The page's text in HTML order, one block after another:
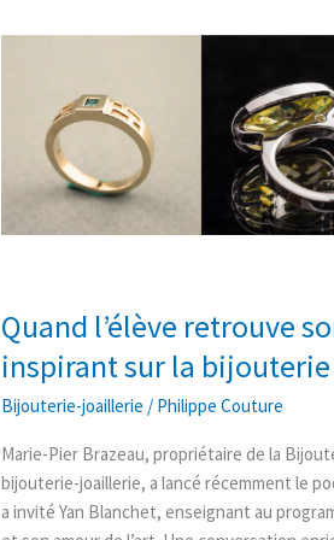
Quand l’élève retrouve
inspirant sur la bijouterie
Bijouterie-joaillerie / Philippe Couture
Marie-Pier Brazeau, propriétaire de la
bijouterie-joaillerie, a lancé récemment le
a invité Yan Blanchet, enseignant au
l’élève
enseignant
balado
inspirant
bijouterie